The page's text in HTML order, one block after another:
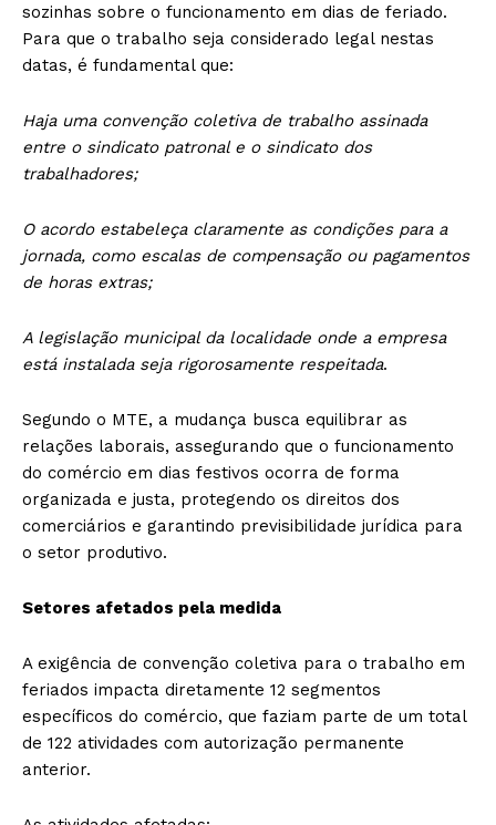
sozinhas sobre o funcionamento em dias de feriado.
Para que o trabalho seja considerado legal nestas
datas, é fundamental que:
Haja uma convenção coletiva de trabalho assinada
entre o sindicato patronal e o sindicato dos
trabalhadores;
O acordo estabeleça claramente as condições para a
jornada, como escalas de compensação ou pagamentos
de horas extras;
A legislação municipal da localidade onde a empresa
está instalada seja rigorosamente respeitada.
Segundo o MTE, a mudança busca equilibrar as
relações laborais, assegurando que o funcionamento
do comércio em dias festivos ocorra de forma
organizada e justa, protegendo os direitos dos
comerciários e garantindo previsibilidade jurídica para
o setor produtivo.
Setores afetados pela medida
A exigência de convenção coletiva para o trabalho em
feriados impacta diretamente 12 segmentos
específicos do comércio, que faziam parte de um total
de 122 atividades com autorização permanente
anterior.